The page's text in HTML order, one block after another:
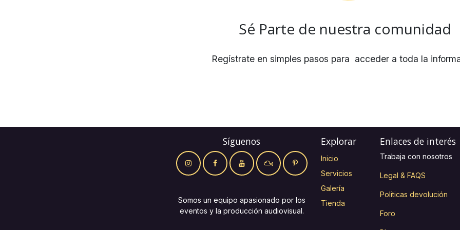
Sé Parte de nuestra comunidad
Regístrate en simples pasos para acceder a toda la
Síguenos
Somos un equipo apasionado por los
eventos y la producción audiovisual.
Explorar
Inicio
Servicios
Galería
Tienda
Enlaces de interés
Trabaja con nosotros
Legal & FAQS
Politicas devolución
Foro